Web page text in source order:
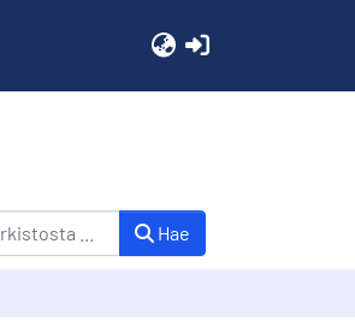
Hae